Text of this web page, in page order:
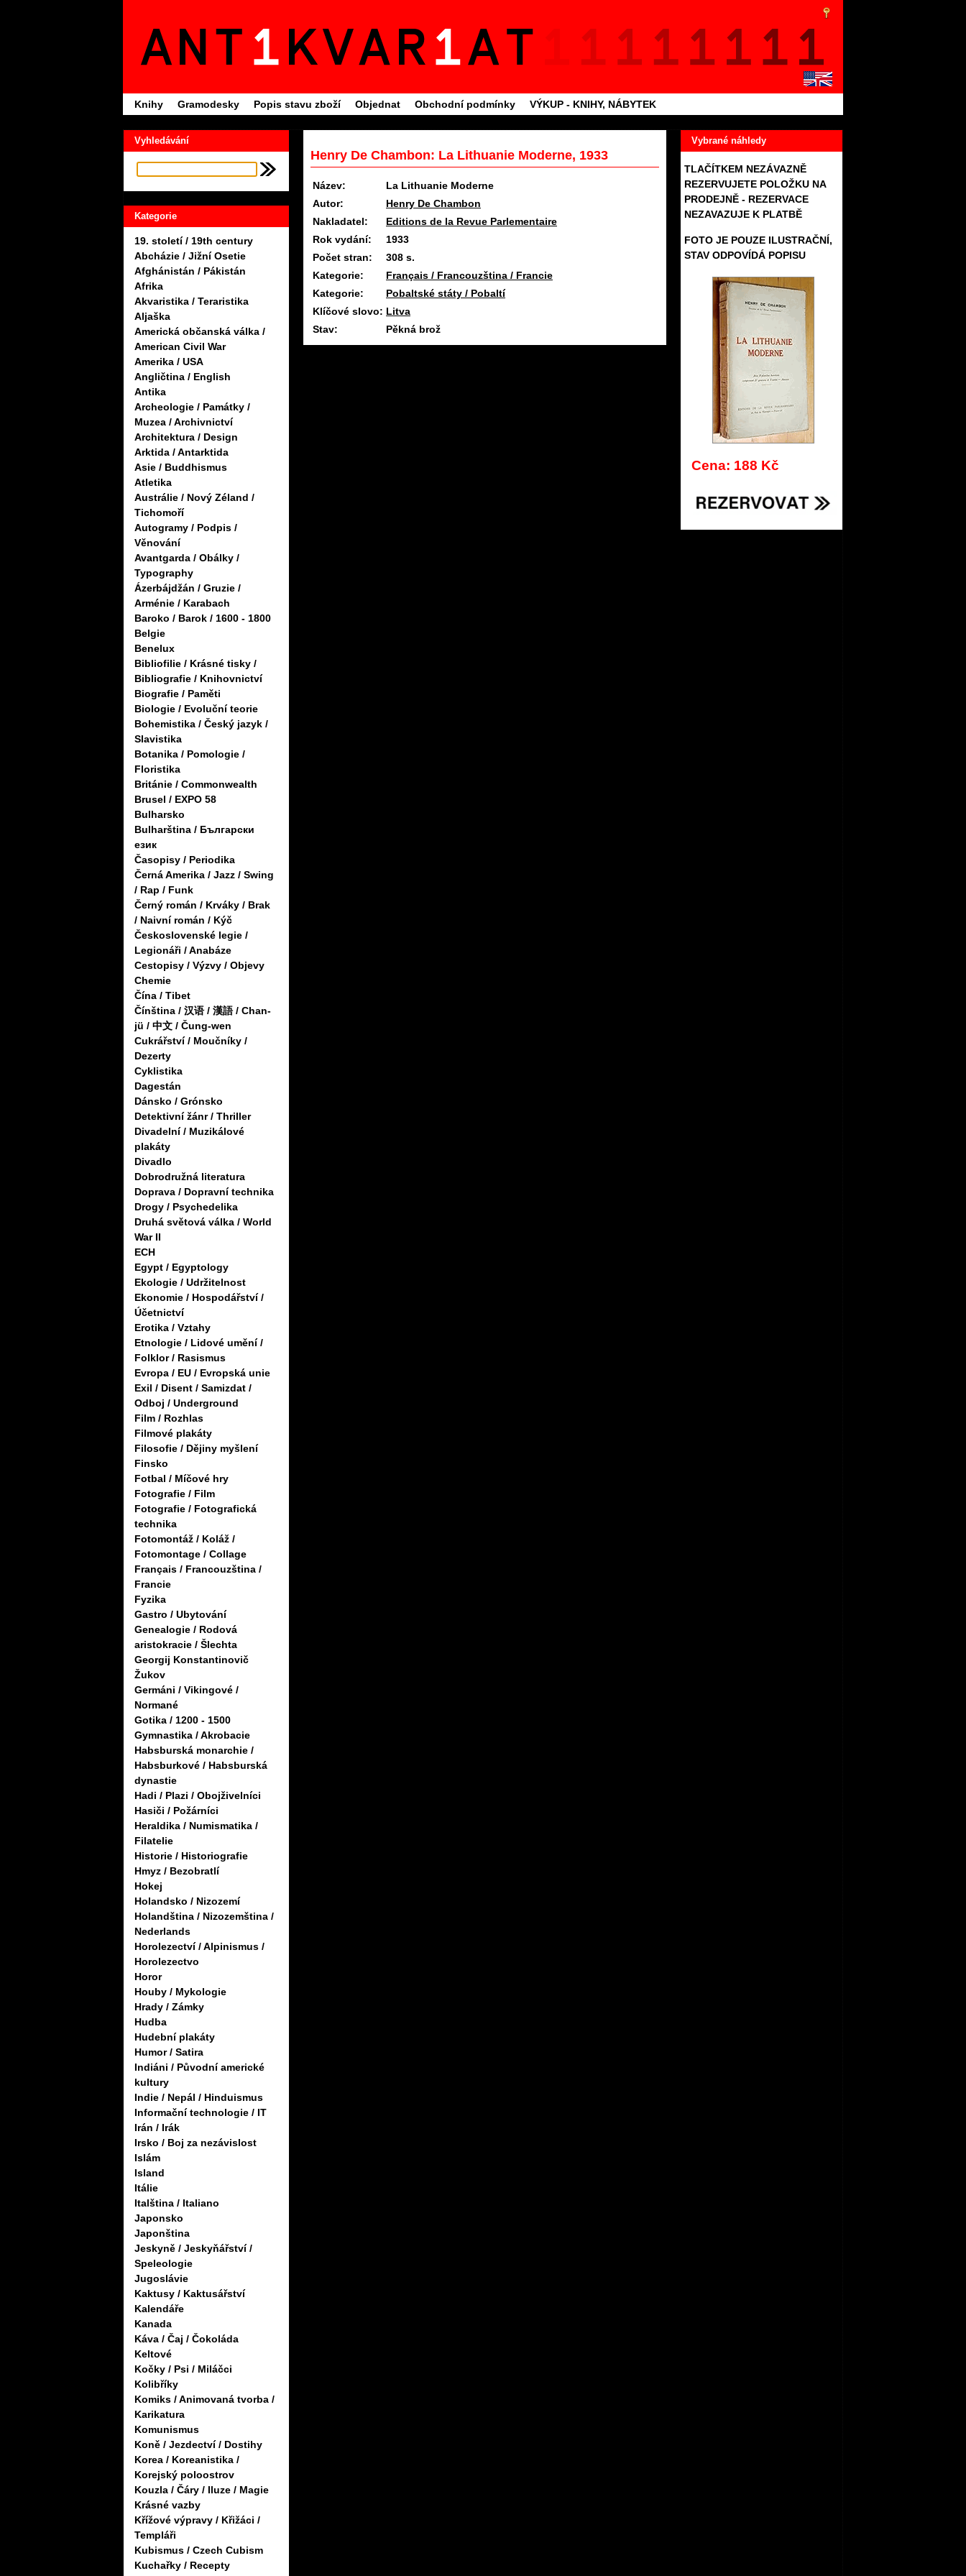
Knihy Gramodesky Popis stavu zboží Objednat Obchodní podmínky VÝKUP - KNIHY, NÁBYTEK
Vyhledávání
Kategorie
19. století / 19th century
Abcházie / Jižní Osetie
Afghánistán / Pákistán
Afrika
Akvaristika / Teraristika
Aljaška
Americká občanská válka /
American Civil War
Amerika / USA
Angličtina / English
Antika
Archeologie / Památky /
Muzea / Archivnictví
Architektura / Design
Arktida / Antarktida
Asie / Buddhismus
Atletika
Austrálie / Nový Zéland /
Tichomoří
Autogramy / Podpis /
Věnování
Avantgarda / Obálky /
Typography
Ázerbájdžán / Gruzie /
Arménie / Karabach
Baroko / Barok / 1600 - 1800
Belgie
Benelux
Bibliofilie / Krásné tisky /
Bibliografie / Knihovnictví
Biografie / Paměti
Biologie / Evoluční teorie
Bohemistika / Český jazyk /
Slavistika
Botanika / Pomologie /
Floristika
Británie / Commonwealth
Brusel / EXPO 58
Bulharsko
Bulharština / Български
език
Časopisy / Periodika
Černá Amerika / Jazz / Swing
/ Rap / Funk
Černý román / Krváky / Brak
/ Naivní román / Kýč
Československé legie /
Legionáři / Anabáze
Cestopisy / Výzvy / Objevy
Chemie
Čína / Tibet
Čínština / 汉语 / 漢語 / Chan-
jü / 中文 / Čung-wen
Cukrářství / Moučníky /
Dezerty
Cyklistika
Dagestán
Dánsko / Grónsko
Detektivní žánr / Thriller
Divadelní / Muzikálové
plakáty
Divadlo
Dobrodružná literatura
Doprava / Dopravní technika
Drogy / Psychedelika
Druhá světová válka / World
War II
ECH
Egypt / Egyptology
Ekologie / Udržitelnost
Ekonomie / Hospodářství /
Účetnictví
Erotika / Vztahy
Etnologie / Lidové umění /
Folklor / Rasismus
Evropa / EU / Evropská unie
Exil / Disent / Samizdat /
Odboj / Underground
Film / Rozhlas
Filmové plakáty
Filosofie / Dějiny myšlení
Finsko
Fotbal / Míčové hry
Fotografie / Film
Fotografie / Fotografická
technika
Fotomontáž / Koláž /
Fotomontage / Collage
Français / Francouzština /
Francie
Fyzika
Gastro / Ubytování
Genealogie / Rodová
aristokracie / Šlechta
Georgij Konstantinovič
Žukov
Germáni / Vikingové /
Normané
Gotika / 1200 - 1500
Gymnastika / Akrobacie
Habsburská monarchie /
Habsburkové / Habsburská
dynastie
Hadi / Plazi / Obojživelníci
Hasiči / Požárníci
Heraldika / Numismatika /
Filatelie
Historie / Historiografie
Hmyz / Bezobratlí
Hokej
Holandsko / Nizozemí
Holandština / Nizozemština /
Nederlands
Horolezectví / Alpinismus /
Horolezectvo
Horor
Houby / Mykologie
Hrady / Zámky
Hudba
Hudební plakáty
Humor / Satira
Indiáni / Původní americké
kultury
Indie / Nepál / Hinduismus
Informační technologie / IT
Irán / Irák
Irsko / Boj za nezávislost
Islám
Island
Itálie
Italština / Italiano
Japonsko
Japonština
Jeskyně / Jeskyňářství /
Speleologie
Jugoslávie
Kaktusy / Kaktusářství
Kalendáře
Kanada
Káva / Čaj / Čokoláda
Keltové
Kočky / Psi / Miláčci
Kolibříky
Komiks / Animovaná tvorba /
Karikatura
Komunismus
Koně / Jezdectví / Dostihy
Korea / Koreanistika /
Korejský poloostrov
Kouzla / Čáry / Iluze / Magie
Krásné vazby
Křížové výpravy / Křižáci /
Templáři
Kubismus / Czech Cubism
Kuchařky / Recepty
Vybrané náhledy
TLAČÍTKEM NEZÁVAZNĚ
REZERVUJETE POLOŽKU NA
PRODEJNĚ - REZERVACE
NEZAVAZUJE K PLATBĚ
FOTO JE POUZE ILUSTRAČNÍ,
STAV ODPOVÍDÁ POPISU
Cena: 188 Kč
Henry De Chambon: La Lithuanie Moderne, 1933
Název:
La Lithuanie Moderne
Autor:
Henry De Chambon
Nakladatel:
Editions de la Revue Parlementaire
Rok vydání:
1933
Počet stran:
308 s.
Kategorie:
Français / Francouzština / Francie
Kategorie:
Pobaltské státy / Pobaltí
Klíčové slovo: Litva
Stav:
Pěkná brož